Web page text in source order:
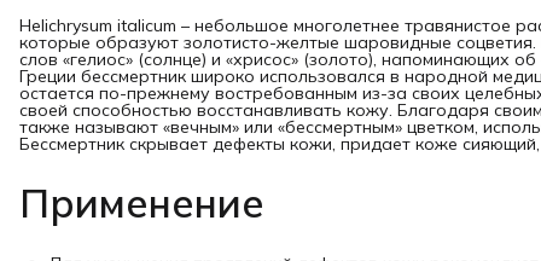
Helichrysum italicum – небольшое многолетнее травянистое
которые образуют золотисто-желтые шаровидные соцветия.
слов «гелиос» (солнце) и «хрисос» (золото), напоминающих
Греции бессмертник широко использовался в народной
остается по-прежнему востребованным из-за своих
своей способностью восстанавливать кожу. Благодаря
также называют «вечным» или «бессмертным» цветком,
Бессмертник скрывает дефекты кожи, придает коже
Применение